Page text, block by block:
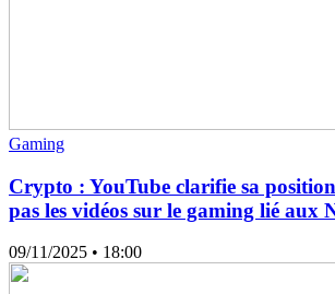
Gaming
Crypto : YouTube clarifie sa
pas les vidéos sur le gaming lié aux
09/11/2025 • 18:00